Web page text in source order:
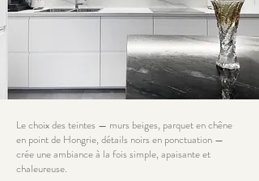
Le choix des teintes — murs beiges, parquet en chêne
en point de Hongrie, détails noirs en ponctuation —
crée une ambiance à la fois simple, apaisante et
chaleureuse.